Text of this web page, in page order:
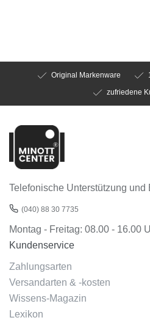
Original Markenware
zufriedene
Telefonische Unterstützung und
(040) 88 30 7735
Montag - Freitag: 08.00 - 16.00
Kundenservice
Zahlungsarten
Versandarten & -kosten
Wissens-Magazin
Lexikon